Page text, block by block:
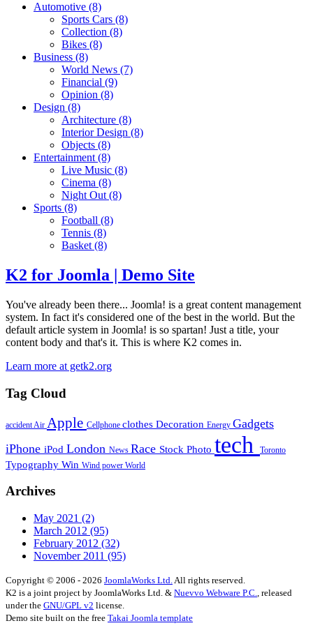
Automotive (8)
Sports Cars (8)
Collection (8)
Bikes (8)
Business (8)
World News (7)
Financial (9)
Opinion (8)
Design (8)
Architecture (8)
Interior Design (8)
Objects (8)
Entertainment (8)
Live Music (8)
Cinema (8)
Night Out (8)
Sports (8)
Football (8)
Tennis (8)
Basket (8)
K2 for Joomla | Demo Site
You've already been there... Joomla! is a great content management
system. In fact it's considered one of the best in the world. But the
default article system in Joomla! is so spartan! Just a title, your
content body and that's it. This is where K2 comes in.
Learn more at getk2.org
Tag Cloud
accident Air Apple Cellphone clothes Decoration Energy Gadgets
iPhone iPod London News Race Stock Photo tech Toronto
Typography Win Wind power World
Archives
May 2021 (2)
March 2012 (95)
February 2012 (32)
November 2011 (95)
Copyright © 2006 - 2026 JoomlaWorks Ltd.All rights reserved.
K2 is a joint project by JoomlaWorks Ltd. & Nuevvo Webware P.C., released
under the GNU/GPL v2 license.
Demo site built on the free Takai Joomla template